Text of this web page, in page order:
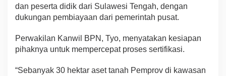
dan peserta didik dari Sulawesi Tengah, dengan
dukungan pembiayaan dari pemerintah pusat.
Perwakilan Kanwil BPN, Tyo, menyatakan kesiapan
pihaknya untuk mempercepat proses sertifikasi.
“Sebanyak 30 hektar aset tanah Pemprov di kawasan